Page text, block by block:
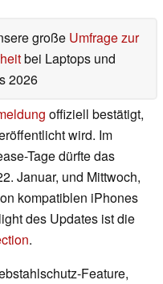
große Umfrage zur
bei Laptops und
2026
offiziell bestätigt,
wird. Im
Tage dürfte das
Januar, und Mittwoch,
kompatiblen iPhones
des Updates ist die
.
Feature,